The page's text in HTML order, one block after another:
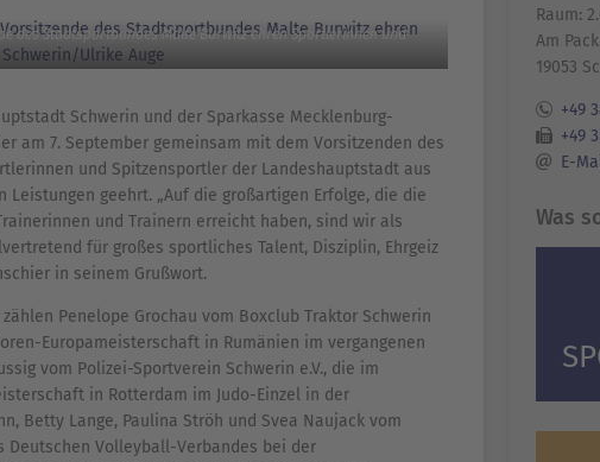
des Stadtsportbundes Malte Burwitz ehren Sportlerinnen und
Schwerin und der Sparkasse Mecklenburg-
am 7. September gemeinsam mit dem Vorsitzenden des
und Spitzensportler der Landeshauptstadt aus
geehrt. „Auf die großartigen Erfolge, die die
und Trainern erreicht haben, sind wir als
für großes sportliches Talent, Disziplin, Ehrgeiz
in seinem Grußwort.
Penelope Grochau vom Boxclub Traktor Schwerin
Europameisterschaft in Rumänien im vergangenen
vom Polizei-Sportverein Schwerin e.V., die im
in Rotterdam im Judo-Einzel in der
Betty Lange, Paulina Ströh und Svea Naujack vom
Deutschen Volleyball-Verbandes bei der
Raum:
Am
19053
+49
+49
E-
Was